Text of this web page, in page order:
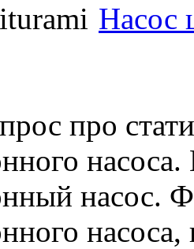
Насос
про
насос.